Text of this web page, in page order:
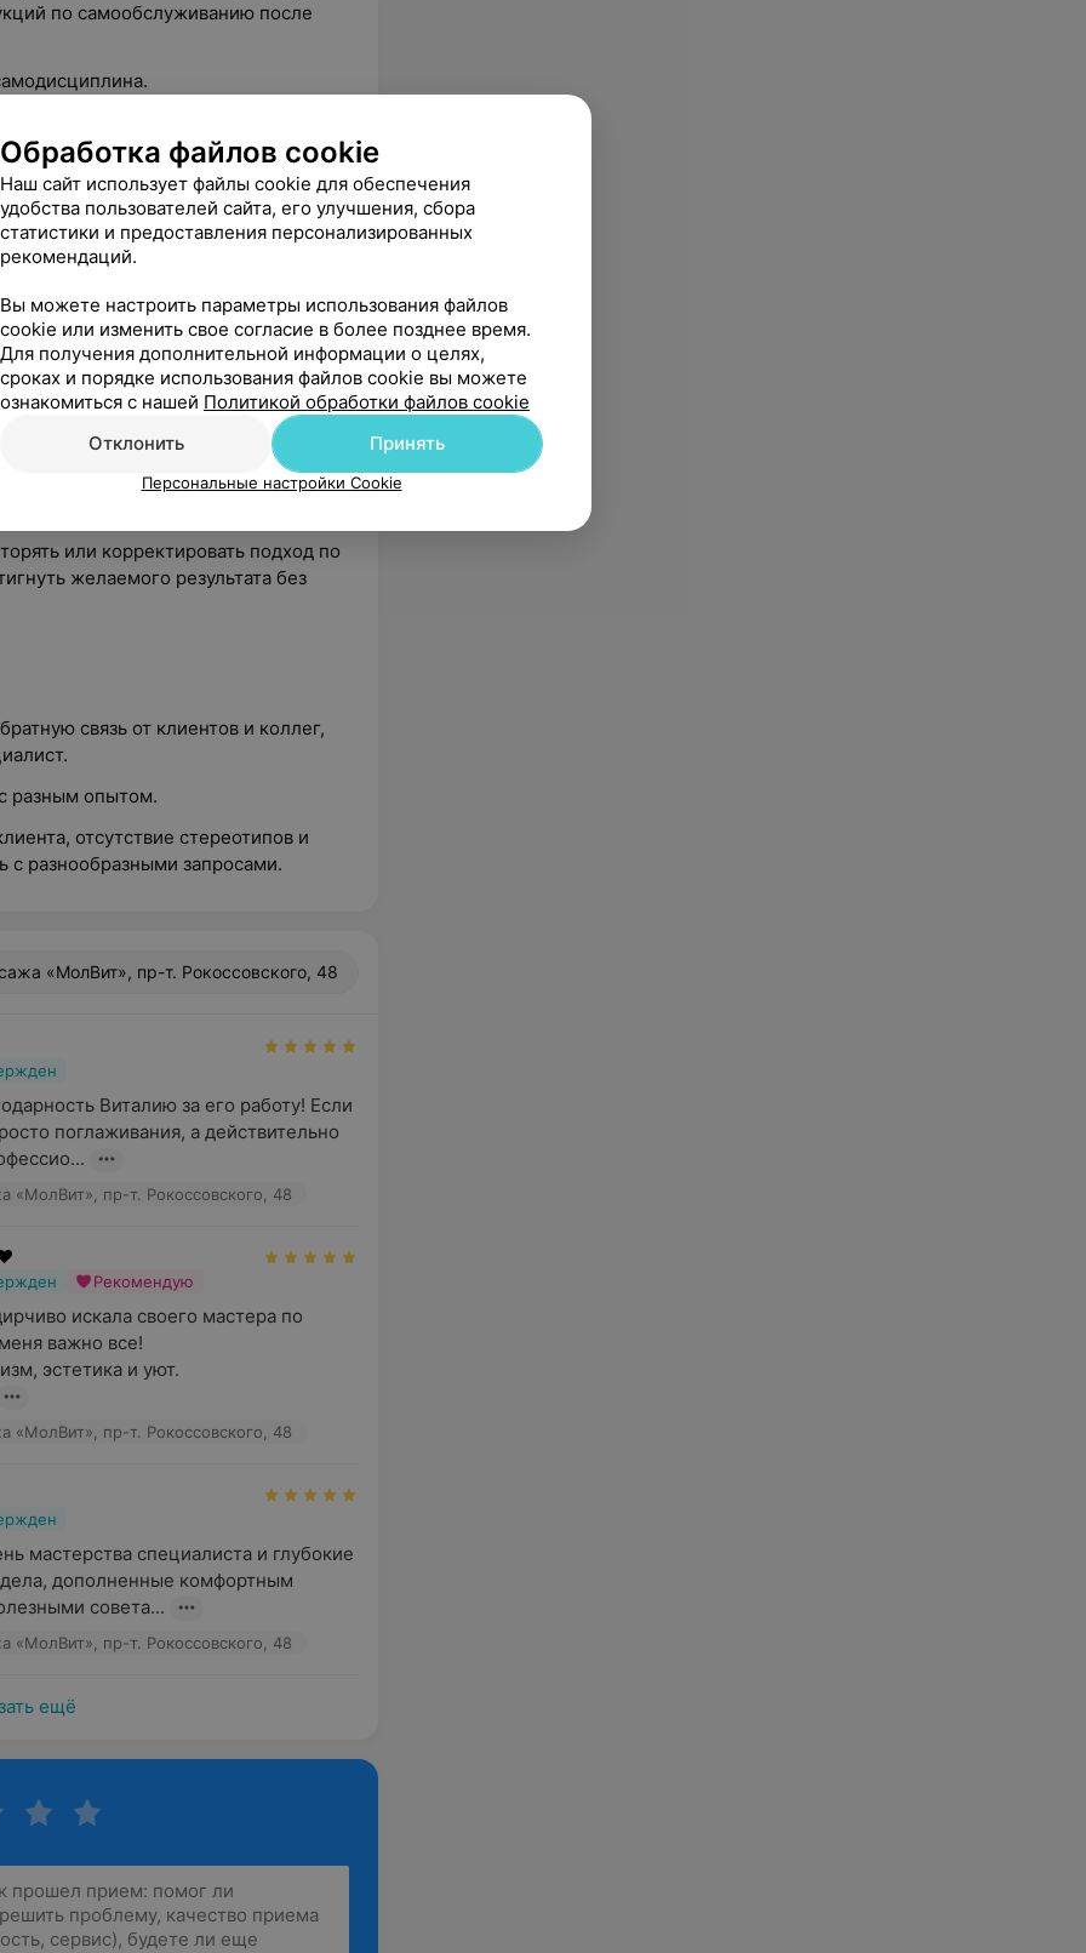
по самообслуживанию после
расписание,
сосредоточенность во время
интерес к людям.
и границам,
клиента.
клиента, понимать его
и не навязывая своих
или корректировать подход по
желаемого результата без
связь от клиентов и коллег,
разным опытом.
отсутствие стереотипов и
с разнообразными запросами.
«МолВит», пр-т. Рокоссовского, 48
Виталию за его работу! Если
поглаживания, а действительно
«МолВит», пр-т. Рокоссовского, 48
Рекомендую
искала своего мастера по
важно все!
эстетика и уют.
«МолВит», пр-т. Рокоссовского, 48
мастерства специалиста и глубокие
дела, дополненные комфортным
совета...
«МолВит», пр-т. Рокоссовского, 48
ещё
Обработка файлов cookie
Наш сайт использует файлы cookie для обеспечения
удобства пользователей сайта, его улучшения, сбора
статистики и предоставления персонализированных
рекомендаций.
Вы можете настроить параметры использования файлов
cookie или изменить свое согласие в более позднее время.
Для получения дополнительной информации о целях,
сроках и порядке использования файлов cookie вы можете
ознакомиться с нашей Политикой обработки файлов cookie
Отклонить
Принять
Персональные настройки Cookie